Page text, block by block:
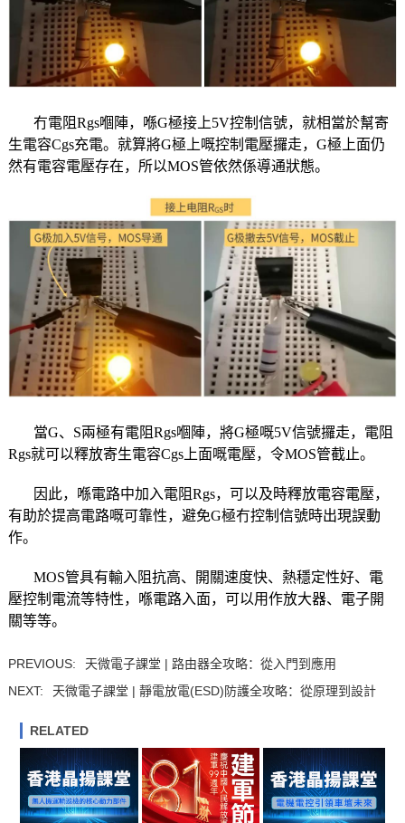
冇電阻Rgs嗰陣，喺G極接上5V控制信號，就相當於幫寄
生電容Cgs充電。就算將G極上嘅控制電壓攞走，G極上面仍
然有電容電壓存在，所以MOS管依然係導通狀態。
當G、S兩極有電阻Rgs嗰陣，將G極嘅5V信號攞走，電阻
Rgs就可以釋放寄生電容Cgs上面嘅電壓，令MOS管截止。
因此，喺電路中加入電阻Rgs，可以及時釋放電容電壓，
有助於提高電路嘅可靠性，避免G極冇控制信號時出現誤動
作。
MOS管具有輸入阻抗高、開關速度快、熱穩定性好、電
壓控制電流等特性，喺電路入面，可以用作放大器、電子開
關等等。
PREVIOUS:
天微電子課堂 | 路由器全攻略：從入門到應用
NEXT:
天微電子課堂 | 靜電放電(ESD)防護全攻略：從原理到設計
RELATED